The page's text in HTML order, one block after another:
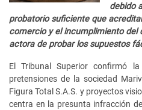
debido
probatorio suficiente que
comercio y el incumplimiento del
actora de probar los supuestos
El Tribunal Superior confirmó
pretensiones de la sociedad
Figura Total S.A.S. y proyectos
centra en la presunta infracción